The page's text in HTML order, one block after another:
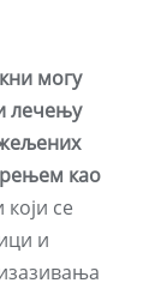
могу
лечењу
као
се
и